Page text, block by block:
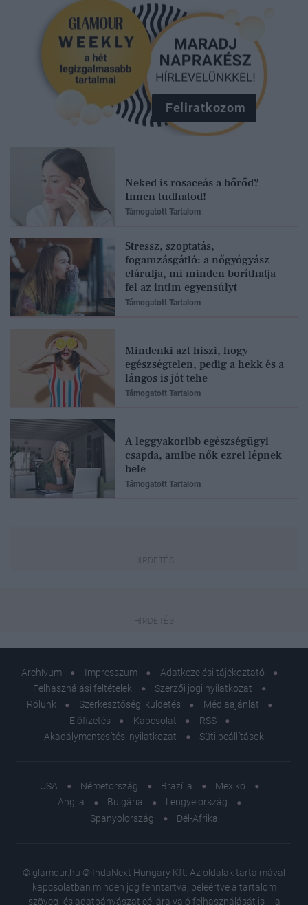
Feliratkozom
Neked is rosaceás a bőrőd?
Innen tudhatod!
Támogatott Tartalom
Stressz, szoptatás,
fogamzásgátló: a nőgyógyász
elárulja, mi minden boríthatja
fel az intim egyensúlyt
Támogatott Tartalom
Mindenki azt hiszi, hogy
egészségtelen, pedig a hekk és a
lángos is jót tehe
Támogatott Tartalom
A leggyakoribb egészségügyi
csapda, amibe nők ezrei lépnek
bele
Támogatott Tartalom
Archívum Impresszum
Adatkezelési tájékoztató
Felhasználási feltételek
Szerzői jogi nyilatkozat
Rólunk
Szerkesztőségi küldetés
Médiaajánlat
Előfizetés
Kapcsolat
RSS
Akadálymentesítési nyilatkozat
Süti beállítások
USA Németország Brazília
Mexikó
Anglia
Bulgária
Lengyelország
Spanyolország
Dél-Afrika
© glamour.hu © IndaNext Hungary Kft. Az oldalak tartalmával
kapcsolatban minden jog fenntartva, beleértve a tartalom
szöveg- és adatbányászat céljára való felhasználását is – a